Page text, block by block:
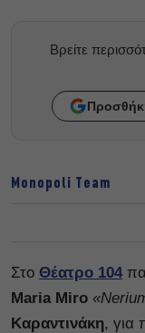
Βρείτε
Monopoli Team
Στο Θέατρο 104
Maria Miro
Καραντινάκη, για